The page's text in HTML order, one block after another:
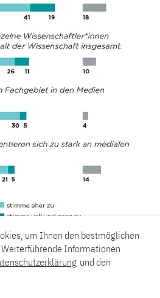
um Ihnen den bestmöglichen
Informationen
und den